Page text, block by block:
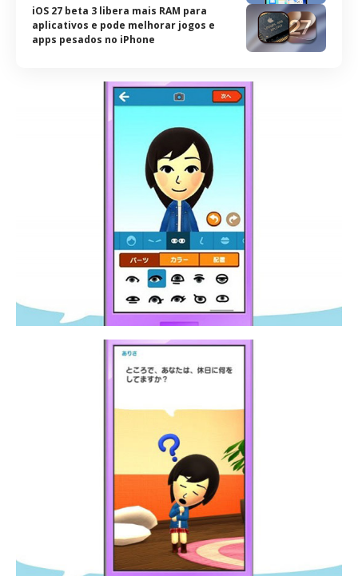
iOS 27 beta 3 libera mais RAM para
aplicativos e pode melhorar jogos e
apps pesados no iPhone